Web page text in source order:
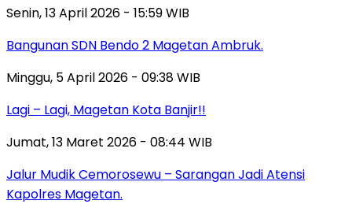
Senin, 13 April 2026 - 15:59 WIB
Bangunan SDN Bendo 2 Magetan Ambruk.
Minggu, 5 April 2026 - 09:38 WIB
Lagi – Lagi, Magetan Kota Banjir!!
Jumat, 13 Maret 2026 - 08:44 WIB
Jalur Mudik Cemorosewu – Sarangan Jadi Atensi
Kapolres Magetan.